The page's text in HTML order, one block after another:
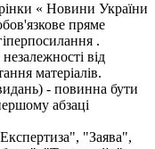
« Новини України
пряме
.
від
матеріалів.
- повинна бути
абзаці
"Заява",